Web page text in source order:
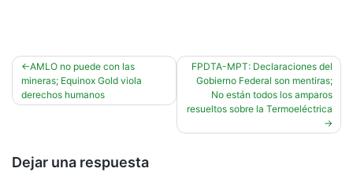
Navegación
de
AMLO no puede con las
mineras; Equinox Gold viola
derechos humanos
FPDTA-MPT: Declaraciones del
Gobierno Federal son mentiras;
No están todos los amparos
resueltos sobre la Termoeléctrica
Dejar una respuesta